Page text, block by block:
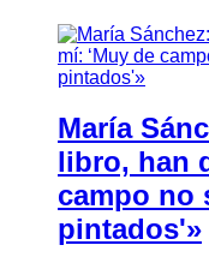
María
libro, han
campo no
pintados'»